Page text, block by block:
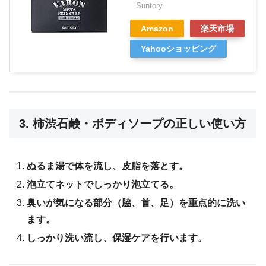
Suntory
Amazon 楽天市場
Yahooショッピング
3. 柿渋石鹸・ボディソープの正しい使い方
ぬるま湯で体を流し、皮脂を落とす。
泡立てネットでしっかり泡立てる。
臭いが気になる部分（脇、首、足）を重点的に洗い
ます。
しっかり洗い流し、保湿ケアを行います。